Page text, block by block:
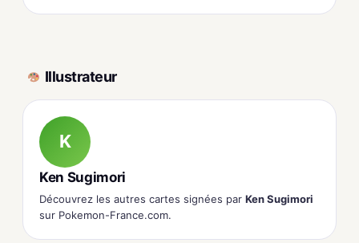
Illustrateur
K
Ken Sugimori
Découvrez les autres cartes signées par Ken Sugimori
sur Pokemon-France.com.